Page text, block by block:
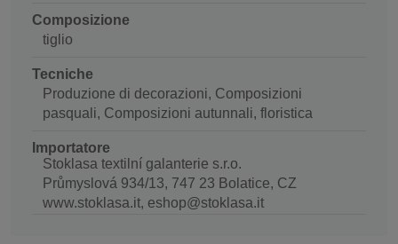
Composizione
tiglio
Tecniche
Produzione di decorazioni, Composizioni
pasquali, Composizioni autunnali, floristica
Importatore
Stoklasa textilní galanterie s.r.o.
Průmyslová 934/13, 747 23 Bolatice, CZ
www.stoklasa.it, eshop@stoklasa.it